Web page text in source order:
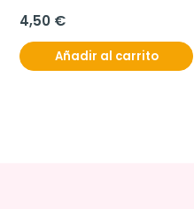
4,50 €
Añadir al carrito